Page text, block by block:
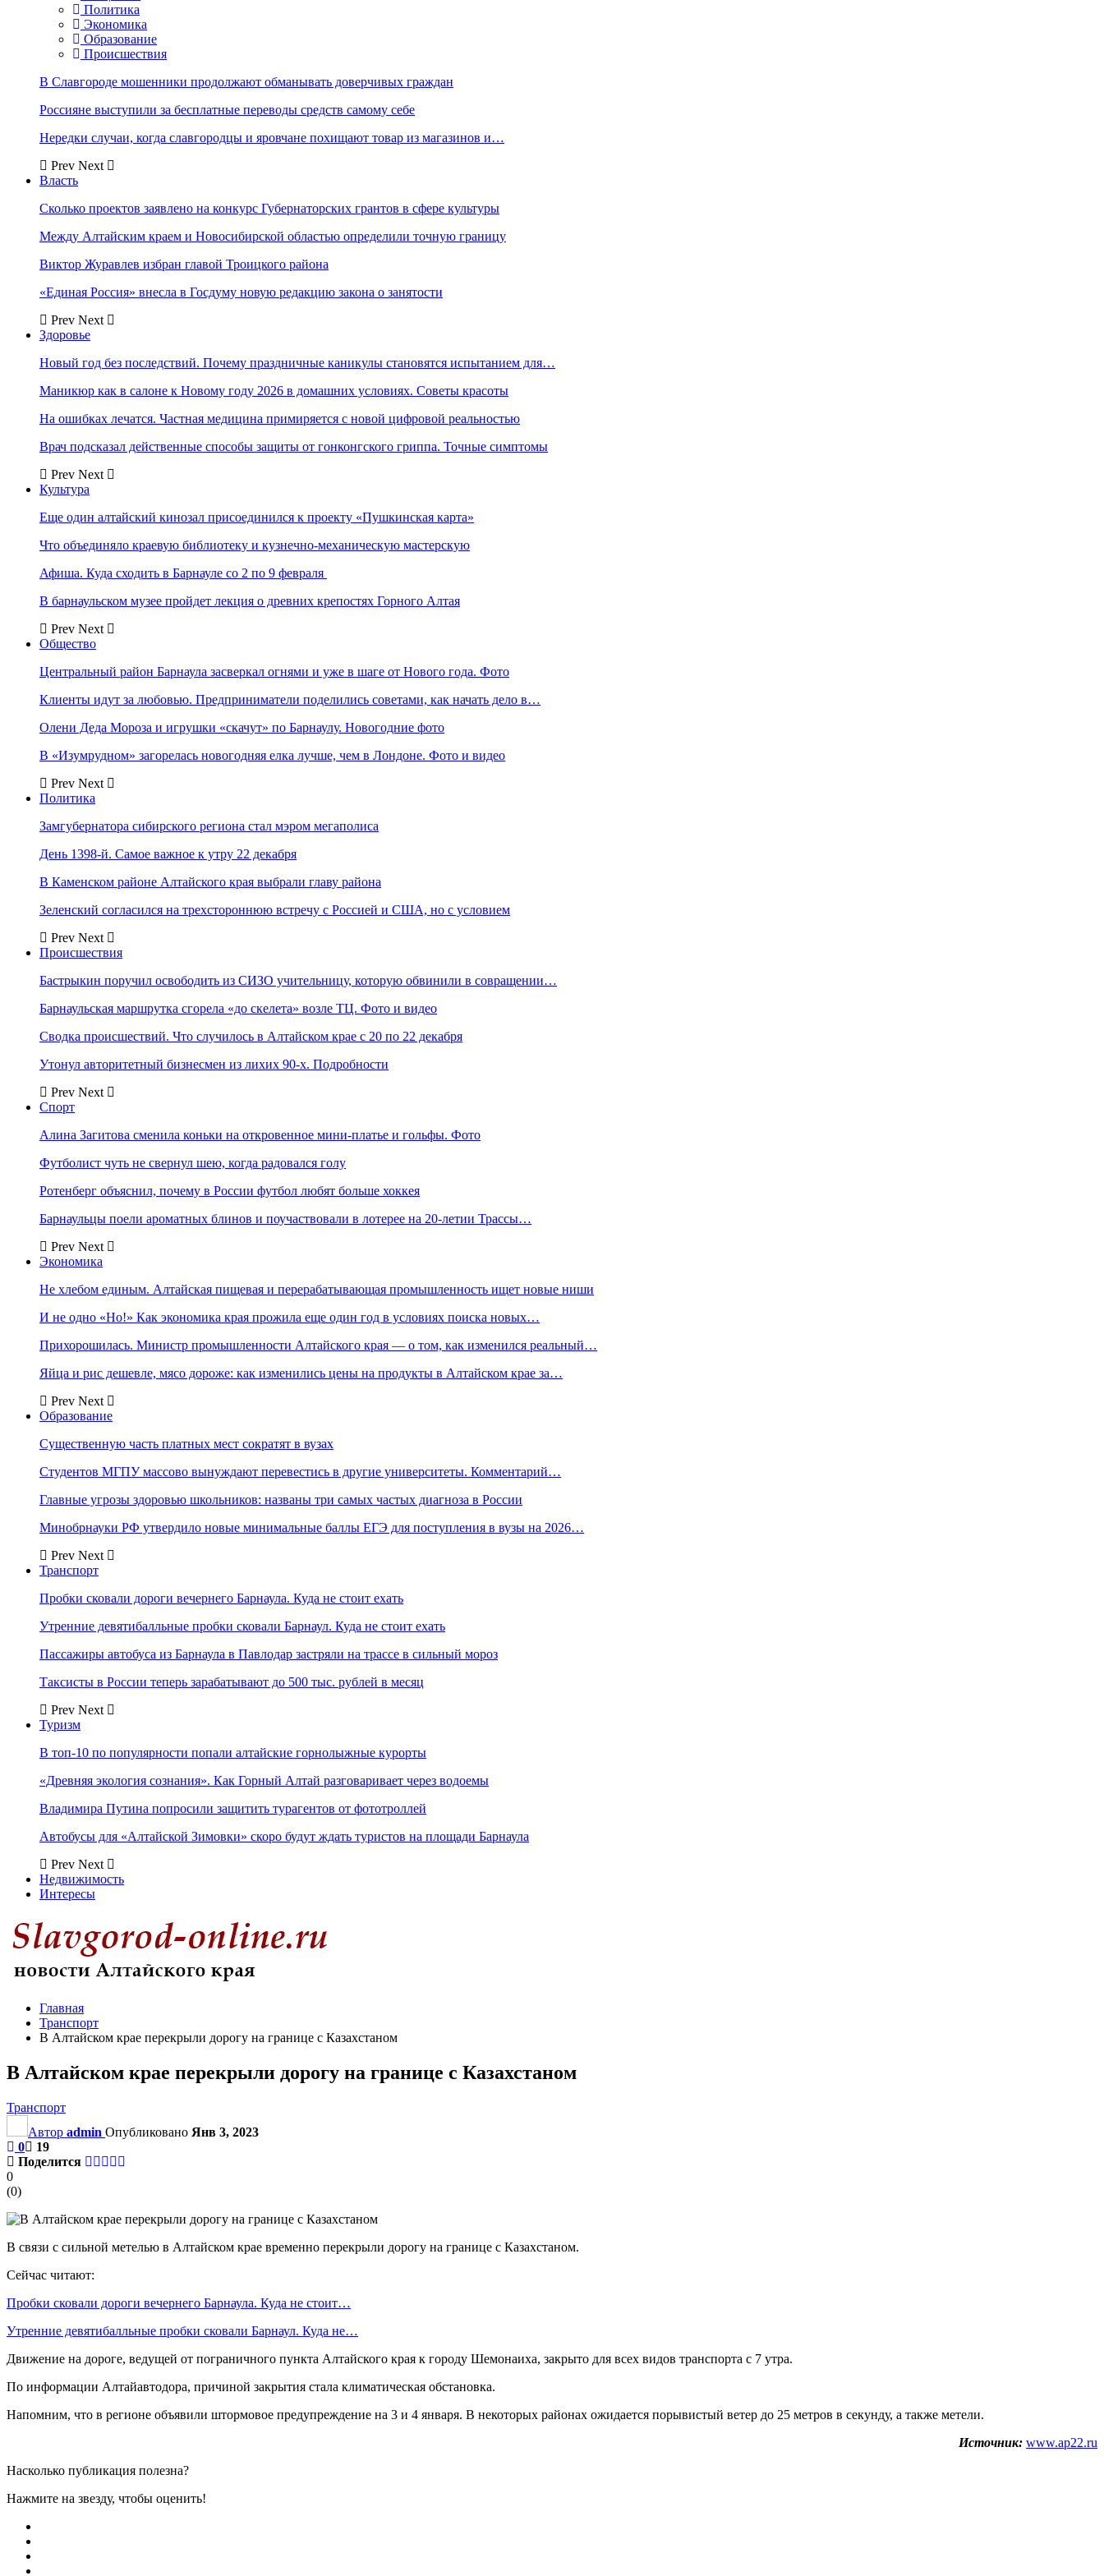
Политика
Экономика
Образование
Происшествия
В Славгороде мошенники продолжают обманывать доверчивых граждан
Россияне выступили за бесплатные переводы средств самому себе
Нередки случаи, когда славгородцы и яровчане похищают товар из магазинов и…
Prev Next
Власть
Сколько проектов заявлено на конкурс Губернаторских грантов в сфере культуры
Между Алтайским краем и Новосибирской областью определили точную границу
Виктор Журавлев избран главой Троицкого района
«Единая Россия» внесла в Госдуму новую редакцию закона о занятости
Prev Next
Здоровье
Новый год без последствий. Почему праздничные каникулы становятся испытанием для…
Маникюр как в салоне к Новому году 2026 в домашних условиях. Советы красоты
На ошибках лечатся. Частная медицина примиряется с новой цифровой реальностью
Врач подсказал действенные способы защиты от гонконгского гриппа. Точные симптомы
Prev Next
Культура
Еще один алтайский кинозал присоединился к проекту «Пушкинская карта»
Что объединяло краевую библиотеку и кузнечно-механическую мастерскую
Афиша. Куда сходить в Барнауле со 2 по 9 февраля
В барнаульском музее пройдет лекция о древних крепостях Горного Алтая
Prev Next
Общество
Центральный район Барнаула засверкал огнями и уже в шаге от Нового года. Фото
Клиенты идут за любовью. Предприниматели поделились советами, как начать дело в…
Олени Деда Мороза и игрушки «скачут» по Барнаулу. Новогодние фото
В «Изумрудном» загорелась новогодняя елка лучше, чем в Лондоне. Фото и видео
Prev Next
Политика
Замгубернатора сибирского региона стал мэром мегаполиса
День 1398-й. Самое важное к утру 22 декабря
В Каменском районе Алтайского края выбрали главу района
Зеленский согласился на трехстороннюю встречу с Россией и США, но с условием
Prev Next
Происшествия
Бастрыкин поручил освободить из СИЗО учительницу, которую обвинили в совращении…
Барнаульская маршрутка сгорела «до скелета» возле ТЦ. Фото и видео
Сводка происшествий. Что случилось в Алтайском крае с 20 по 22 декабря
Утонул авторитетный бизнесмен из лихих 90-х. Подробности
Prev Next
Спорт
Алина Загитова сменила коньки на откровенное мини-платье и гольфы. Фото
Футболист чуть не свернул шею, когда радовался голу
Ротенберг объяснил, почему в России футбол любят больше хоккея
Барнаульцы поели ароматных блинов и поучаствовали в лотерее на 20-летии Трассы…
Prev Next
Экономика
Не хлебом единым. Алтайская пищевая и перерабатывающая промышленность ищет новые ниши
И не одно «Но!» Как экономика края прожила еще один год в условиях поиска новых…
Прихорошилась. Министр промышленности Алтайского края — о том, как изменился реальный…
Яйца и рис дешевле, мясо дороже: как изменились цены на продукты в Алтайском крае за…
Prev Next
Образование
Существенную часть платных мест сократят в вузах
Студентов МГПУ массово вынуждают перевестись в другие университеты. Комментарий…
Главные угрозы здоровью школьников: названы три самых частых диагноза в России
Минобрнауки РФ утвердило новые минимальные баллы ЕГЭ для поступления в вузы на 2026…
Prev Next
Транспорт
Пробки сковали дороги вечернего Барнаула. Куда не стоит ехать
Утренние девятибалльные пробки сковали Барнаул. Куда не стоит ехать
Пассажиры автобуса из Барнаула в Павлодар застряли на трассе в сильный мороз
Таксисты в России теперь зарабатывают до 500 тыс. рублей в месяц
Prev Next
Туризм
В топ-10 по популярности попали алтайские горнолыжные курорты
«Древняя экология сознания». Как Горный Алтай разговаривает через водоемы
Владимира Путина попросили защитить турагентов от фототроллей
Автобусы для «Алтайской Зимовки» скоро будут ждать туристов на площади Барнаула
Prev Next
Недвижимость
Интересы
Главная
Транспорт
В Алтайском крае перекрыли дорогу на границе с Казахстаном
В Алтайском крае перекрыли дорогу на границе с Казахстаном
Транспорт
Автор admin Опубликовано Янв 3, 2023
0
19
Поделится
0
(0)
В связи с сильной метелью в Алтайском крае временно перекрыли дорогу на границе с Казахстаном.
Сейчас читают:
Пробки сковали дороги вечернего Барнаула. Куда не стоит…
Утренние девятибалльные пробки сковали Барнаул. Куда не…
Движение на дороге, ведущей от пограничного пункта Алтайского края к городу Шемонаиха, закрыто для всех видов транспорта с 7 утра.
По информации Алтайавтодора, причиной закрытия стала климатическая обстановка.
Напомним, что в регионе объявили штормовое предупреждение на 3 и 4 января. В некоторых районах ожидается порывистый ветер до 25 метров в секунду, а также метели.
Источник: www.ap22.ru
Насколько публикация полезна?
Нажмите на звезду, чтобы оценить!